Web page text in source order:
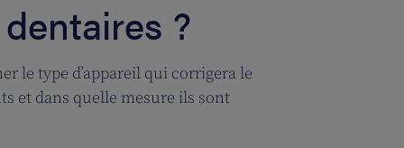
?
le type d’appareil qui corrigera le
et dans quelle mesure ils sont